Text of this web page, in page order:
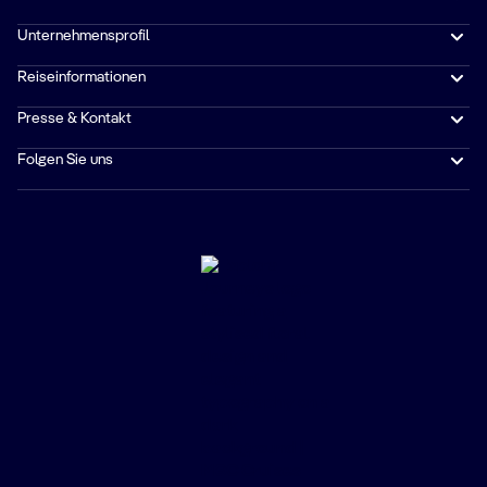
Unternehmensprofil
Reiseinformationen
Presse & Kontakt
Folgen Sie uns